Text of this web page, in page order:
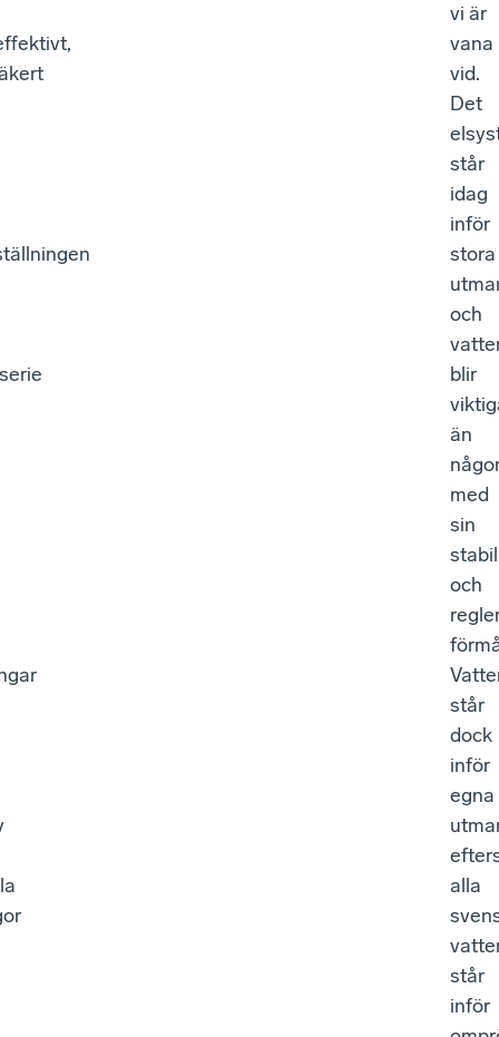
vi är
vana
vid.
Det
står
idag
inför
stora
och
blir
än
med
sin
och
står
dock
inför
egna
alla
står
inför